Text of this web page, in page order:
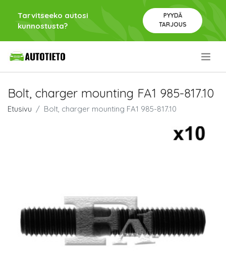
Tarvitseeko autosi
kunnostusta?
PYYDÄ
TARJOUS
Bolt, charger mounting FA1 985-817.10
Etusivu Bolt, charger mounting FA1 985-817.10